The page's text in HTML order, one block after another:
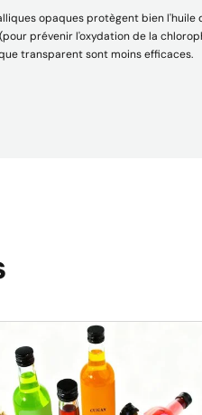
opaques protègent bien l'huile
prévenir l'oxydation de la
transparent sont moins efficaces.